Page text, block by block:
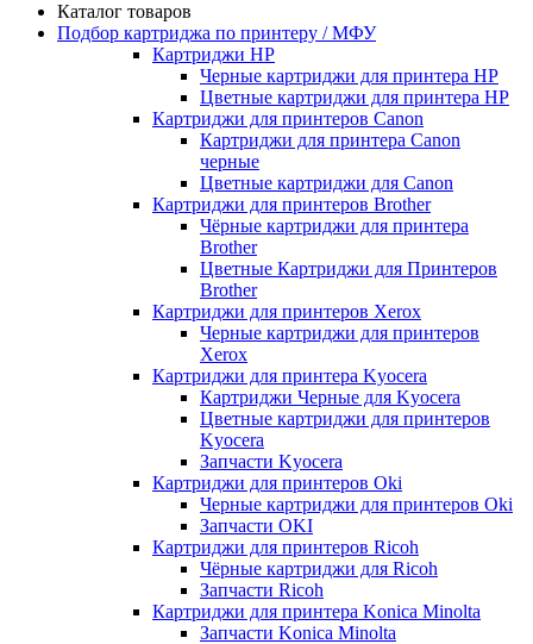
Каталог товаров
Подбор картриджа по принтеру / МФУ
Картриджи HP
Черные картриджи для принтера HP
Цветные картриджи для принтера HP
Картриджи для принтеров Сanon
Картриджи для принтера Сanon
черные
Цветные картриджи для Сanon
Картриджи для принтеров Brother
Чёрные картриджи для принтера
Brother
Цветные Картриджи для Принтеров
Brother
Картриджи для принтеров Xerox
Черные картриджи для принтеров
Xerox
Картриджи для принтера Kyocera
Картриджи Черные для Kyocera
Цветные картриджи для принтеров
Kyocera
Запчасти Kyocera
Картриджи для принтеров Oki
Черные картриджи для принтеров Oki
Запчасти OKI
Картриджи для принтеров Ricoh
Чёрные картриджи для Ricoh
Запчасти Ricoh
Картриджи для принтера Konica Minolta
Запчасти Koniсa Minolta